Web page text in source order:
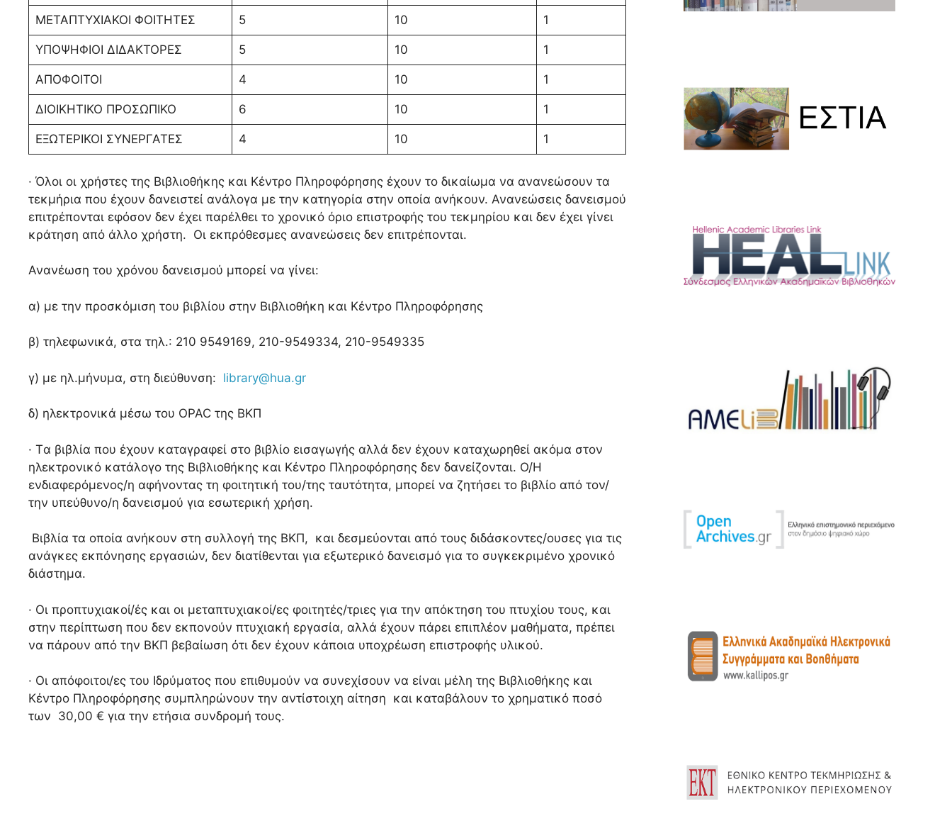
ΜΕΤΑΠΤΥΧΙΑΚΟΙ ΦΟΙΤΗΤΕΣ 5 10 1
ΥΠΟΨΗΦΙΟΙ ΔΙΔΑΚΤΟΡΕΣ 5 10 1
ΑΠΟΦΟΙΤΟΙ 4 10 1
ΔΙΟΙΚΗΤΙΚΟ ΠΡΟΣΩΠΙΚΟ 6 10 1
ΕΞΩΤΕΡΙΚΟΙ ΣΥΝΕΡΓΑΤΕΣ 4 10 1
· Όλοι οι χρήστες της Βιβλιοθήκης και Κέντρο Πληροφόρησης έχουν το δικαίωμα να ανανεώσουν τα
τεκμήρια που έχουν δανειστεί ανάλογα με την κατηγορία στην οποία ανήκουν. Ανανεώσεις δανεισμού
επιτρέπονται εφόσον δεν έχει παρέλθει το χρονικό όριο επιστροφής του τεκμηρίου και δεν έχει γίνει
κράτηση από άλλο χρήστη. Οι εκπρόθεσμες ανανεώσεις δεν επιτρέπονται.
Ανανέωση του χρόνου δανεισμού μπορεί να γίνει:
α) με την προσκόμιση του βιβλίου στην Βιβλιοθήκη και Κέντρο Πληροφόρησης
β) τηλεφωνικά, στα τηλ.: 210 9549169, 210-9549334, 210-9549335
γ) με ηλ.μήνυμα, στη διεύθυνση: library@hua.gr
δ) ηλεκτρονικά μέσω του OPAC της ΒΚΠ
· Tα βιβλία που έχουν καταγραφεί στο βιβλίο εισαγωγής αλλά δεν έχουν καταχωρηθεί ακόμα στον
ηλεκτρονικό κατάλογο της Βιβλιοθήκης και Κέντρο Πληροφόρησης δεν δανείζονται. Ο/Η
ενδιαφερόμενος/η αφήνοντας τη φοιτητική του/της ταυτότητα, μπορεί να ζητήσει το βιβλίο από τον/
την υπεύθυνο/η δανεισμού για εσωτερική χρήση.
Βιβλία τα οποία ανήκουν στη συλλογή της ΒΚΠ, και δεσμεύονται από τους διδάσκοντες/ουσες για τις
ανάγκες εκπόνησης εργασιών, δεν διατίθενται για εξωτερικό δανεισμό για το συγκεκριμένο χρονικό
διάστημα.
· Οι προπτυχιακοί/ές και οι μεταπτυχιακοί/ες φοιτητές/τριες για την απόκτηση του πτυχίου τους, και
στην περίπτωση που δεν εκπονούν πτυχιακή εργασία, αλλά έχουν πάρει επιπλέον μαθήματα, πρέπει
να πάρουν από την ΒΚΠ βεβαίωση ότι δεν έχουν κάποια υποχρέωση επιστροφής υλικού.
· Οι απόφοιτοι/ες του Ιδρύματος που επιθυμούν να συνεχίσουν να είναι μέλη της Βιβλιοθήκης και
Κέντρο Πληροφόρησης συμπληρώνουν την αντίστοιχη αίτηση και καταβάλουν το χρηματικό ποσό
των 30,00 € για την ετήσια συνδρομή τους.